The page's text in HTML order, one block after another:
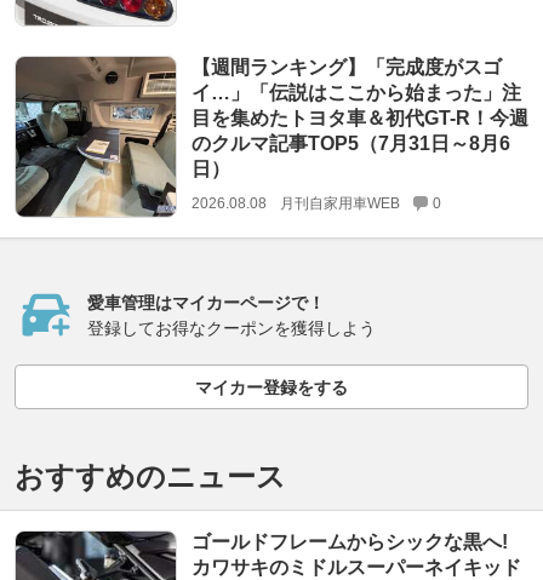
【週間ランキング】「完成度がスゴ
イ…」「伝説はここから始まった」注
目を集めたトヨタ車＆初代GT-R！今週
のクルマ記事TOP5（7月31日～8月6
日）
2026.08.08 月刊自家用車WEB 0
愛車管理はマイカーページで！
登録してお得なクーポンを獲得しよう
マイカー登録をする
おすすめのニュース
ゴールドフレームからシックな黒へ!
カワサキのミドルスーパーネイキッド